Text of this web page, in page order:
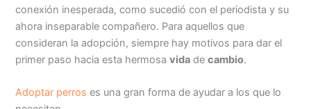
conexión inesperada, como sucedió con el periodista y su
ahora inseparable compañero. Para aquellos que
consideran la adopción, siempre hay motivos para dar el
primer paso hacia esta hermosavida decambio.
Adoptar perros es una gran forma de ayudar a los que lo